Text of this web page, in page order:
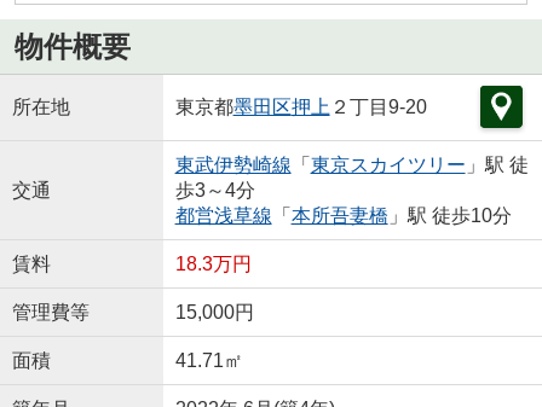
物件概要
所在地 東京都墨田区押上 ２丁目9-20
交通
東武伊勢崎線 「 東京スカイツリー 」駅 徒
歩3～4分
都営浅草線 「 本所吾妻橋 」駅 徒歩10分
賃料 18.3万円
管理費等 15,000円
面積 41.71㎡